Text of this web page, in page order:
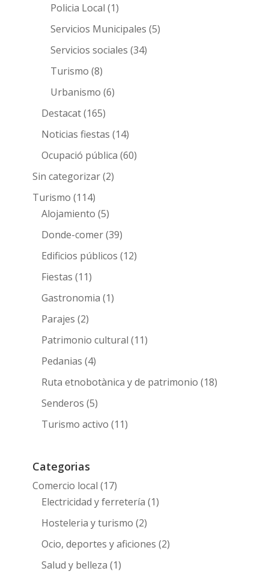
Policia Local (1)
Servicios Municipales (5)
Servicios sociales (34)
Turismo (8)
Urbanismo (6)
Destacat(165)
Noticias fiestas (14)
Ocupació pública (60)
Sin categorizar(2)
Turismo (114)
Alojamiento (5)
Donde-comer(39)
Edificios públicos (12)
Fiestas (11)
Gastronomia (1)
Parajes (2)
Patrimonio cultural (11)
Pedanias (4)
Ruta etnobotànica y de patrimonio (18)
Senderos (5)
Turismo activo (11)
Categorias
Comercio local (17)
Electricidad y ferretería (1)
Hosteleria y turismo (2)
Ocio, deportes y aficiones (2)
Salud y belleza (1)